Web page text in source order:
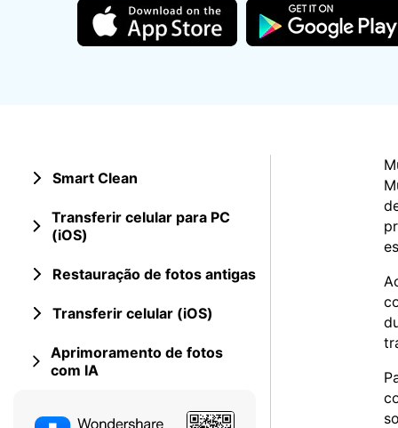
Consertar
Abrir APP
Abrir APP
Abrir APP
Smart Clean
Transferir celular para PC
(iOS)
Restauração de fotos antigas
Transferir celular (iOS)
Aprimoramento de fotos
com IA